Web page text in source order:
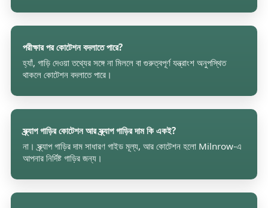
পরীক্ষার পর কোটেশন বদলাতে পারে?
হ্যাঁ, গাড়ি দেওয়া তথ্যের সঙ্গে না মিললে বা গুরুত্বপূর্ণ যন্ত্রাংশ অনুপস্থিত
থাকলে কোটেশন বদলাতে পারে।
স্ক্র্যাপ গাড়ির কোটেশন আর স্ক্র্যাপ গাড়ির দাম কি একই?
না। স্ক্র্যাপ গাড়ির দাম সাধারণ গাইড মূল্য, আর কোটেশন হলো Milnrow-এ
আপনার নির্দিষ্ট গাড়ির জন্য।